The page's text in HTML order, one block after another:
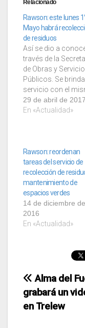
Relacionado
Rawson: este lunes
Mayo habrá
de residuos
Así se dio a
través de la
de Obras y
Públicos. Se
servicio con el
recorrido que los
domingos, tanto en
de Rawson, por
de la Secretaría de
Obras y Servicios…
29 de abril de 2017
En «Actualidad»
Rawson: reordenan
tareas del servicio de
recolección de
mantenimiento de
espacios verdes
14 de diciembre de
2016
En «Actualidad»
de
Alma del
grabará un
en Trelew